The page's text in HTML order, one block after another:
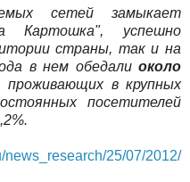
сетей замыкает
Картошка", успешно
страны, так и на
в нем обедали около
проживающих в крупных
посетителей
news_research/25/07/2012/